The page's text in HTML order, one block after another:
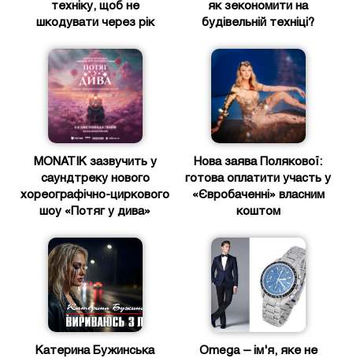
техніку, щоб не
шкодувати через рік
як зекономити на
будівельній техніці?
MONATIK зазвучить у
саундтреку нового
хореографічно-циркового
шоу «Потяг у дива»
Нова заява Полякової:
готова оплатити участь у
«Євробаченні» власним
коштом
Катерина Бужинська
Omega – ім'я, яке не